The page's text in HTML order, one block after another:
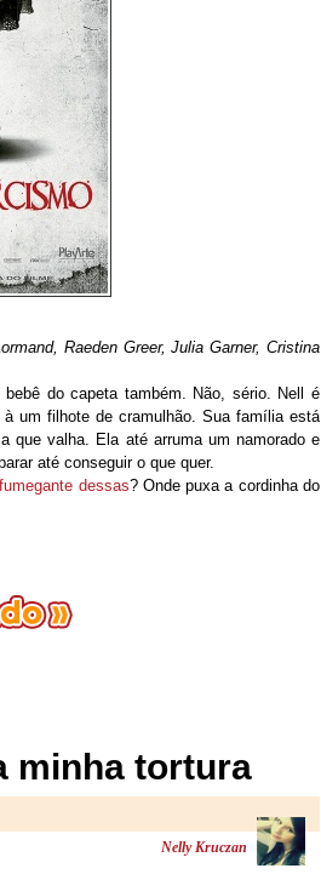
Raeden Greer, Julia Garner, Cristina
do capeta também. Não, sério. Nell é
um filhote de cramulhão. Sua família está
que valha. Ela até arruma um namorado e
até conseguir o que quer.
dessas? Onde puxa a cordinha do
minha tortura
Nelly Kruczan